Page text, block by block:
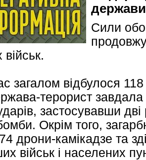
Сили
військ.
загалом відбулося 118
терорист завдала
застосувавши
Окрім того,
дрони-камікадзе та
військ і населених